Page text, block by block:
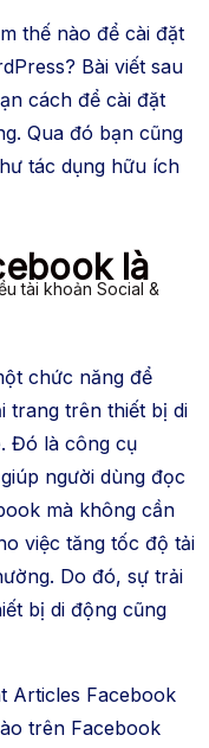
tài khoản Social &
thế nào để cài đặt
Bài viết sau
cách để cài đặt
Qua đó bạn cũng
tác dụng hữu ích
là
chức năng để
trang trên thiết bị di
Đó là công cụ
người dùng đọc
mà không cần
việc tăng tốc độ tải
Do đó, sự trải
bị di động cũng
Articles Facebook
trên Facebook